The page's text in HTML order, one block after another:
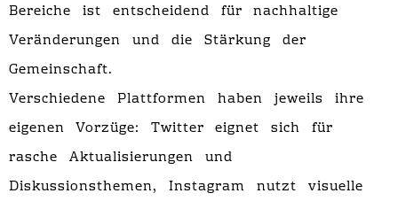
Bereiche ist entscheidend für nachhaltige
Veränderungen und die Stärkung der
Gemeinschaft.
Verschiedene Plattformen haben jeweils ihre
eigenen Vorzüge: Twitter eignet sich für
rasche Aktualisierungen und
Diskussionsthemen, Instagram nutzt visuelle